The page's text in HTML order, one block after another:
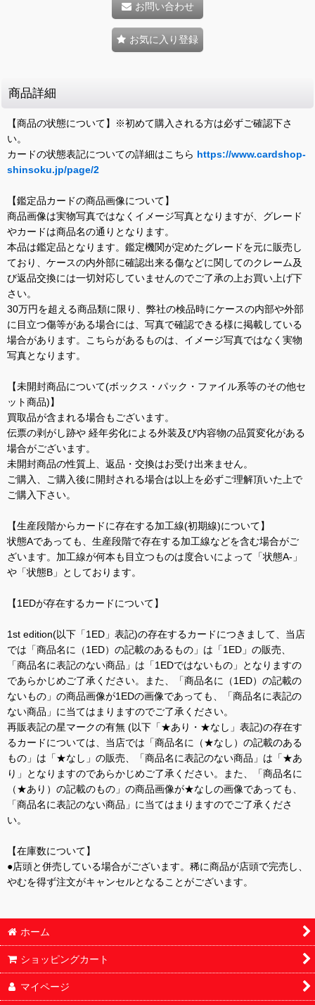
お問い合わせ
お気に入り登録
商品詳細
【商品の状態について】※初めて購入される方は必ずご確認下さ
い。
カードの状態表記についての詳細はこちら https://www.cardshop-
shinsoku.jp/page/2
【鑑定品カードの商品画像について】
商品画像は実物写真ではなくイメージ写真となりますが、グレード
やカードは商品名の通りとなります。
本品は鑑定品となります。鑑定機関が定めたグレードを元に販売し
ており、ケースの内外部に確認出来る傷などに関してのクレーム及
び返品交換には一切対応していませんのでご了承の上お買い上げ下
さい。
30万円を超える商品類に限り、弊社の検品時にケースの内部や外部
に目立つ傷等がある場合には、写真で確認できる様に掲載している
場合があります。こちらがあるものは、イメージ写真ではなく実物
写真となります。
【未開封商品について(ボックス・パック・ファイル系等のその他セ
ット商品)】
買取品が含まれる場合もございます。
伝票の剥がし跡や 経年劣化による外装及び内容物の品質変化がある
場合がございます。
未開封商品の性質上、返品・交換はお受け出来ません。
ご購入、ご購入後に開封される場合は以上を必ずご理解頂いた上で
ご購入下さい。
【生産段階からカードに存在する加工線(初期線)について】
状態Aであっても、生産段階で存在する加工線などを含む場合がご
ざいます。加工線が何本も目立つものは度合いによって「状態A-」
や「状態B」としております。
【1EDが存在するカードについて】
1st edition(以下「1ED」表記)の存在するカードにつきまして、当店
では「商品名に（1ED）の記載のあるもの」は「1ED」の販売、
「商品名に表記のない商品」は「1EDではないもの」となりますの
であらかじめご了承ください。また、「商品名に（1ED）の記載の
ないもの」の商品画像が1EDの画像であっても、「商品名に表記の
ない商品」に当てはまりますのでご了承ください。
再販表記の星マークの有無 (以下「★あり・★なし」表記)の存在す
るカードについては、当店では「商品名に（★なし）の記載のある
もの」は「★なし」の販売、「商品名に表記のない商品」は「★あ
り」となりますのであらかじめご了承ください。また、「商品名に
（★あり）の記載のもの」の商品画像が★なしの画像であっても、
「商品名に表記のない商品」に当てはまりますのでご了承くださ
い。
【在庫数について】
●店頭と併売している場合がございます。稀に商品が店頭で完売し、
やむを得ず注文がキャンセルとなることがございます。
ホーム
ショッピングカート
マイページ